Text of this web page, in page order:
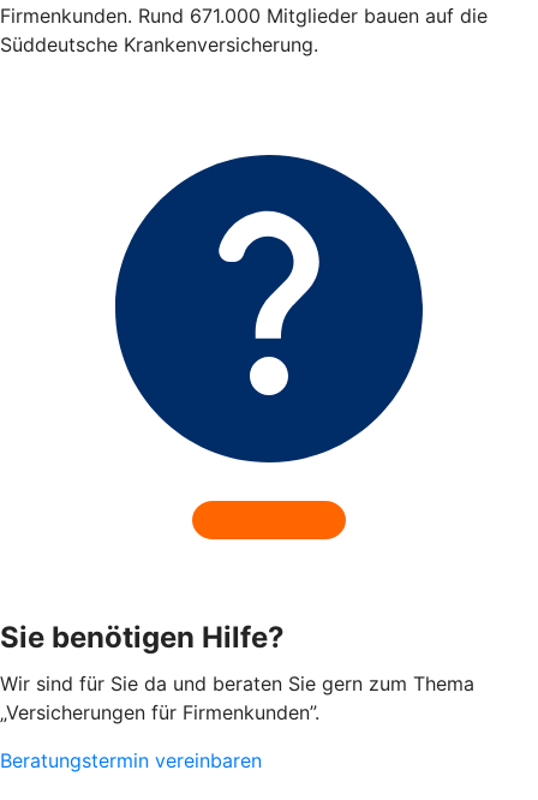
Firmenkunden. Rund 671.000 Mitglieder bauen auf die
Süddeutsche Krankenversicherung.
Sie benötigen Hilfe?
Wir sind für Sie da und beraten Sie gern zum Thema
„Versicherungen für Firmenkunden”.
Beratungstermin vereinbaren